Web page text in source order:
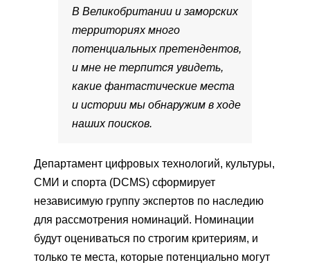
В Великобритании и заморских
территориях много
потенциальных претендентов,
и мне не терпится увидеть,
какие фантастические места
и истории мы обнаружим в ходе
наших поисков.
Департамент цифровых технологий, культуры,
СМИ и спорта (DCMS) сформирует
независимую группу экспертов по наследию
для рассмотрения номинаций. Номинации
будут оцениваться по строгим критериям, и
только те места, которые потенциально могут